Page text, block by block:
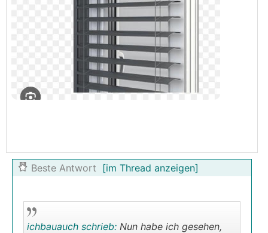
Beste Antwort [im Thread anzeigen]
ichbauauch schrieb: Nun habe ich gesehen,